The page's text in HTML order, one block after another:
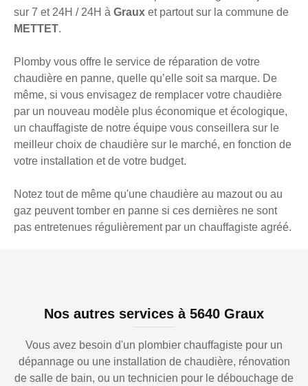
sur 7 et 24H / 24H à Graux et partout sur la commune de
METTET.
Plomby vous offre le service de réparation de votre
chaudière en panne, quelle qu’elle soit sa marque. De
même, si vous envisagez de remplacer votre chaudière
par un nouveau modèle plus économique et écologique,
un chauffagiste de notre équipe vous conseillera sur le
meilleur choix de chaudière sur le marché, en fonction de
votre installation et de votre budget.
Notez tout de même qu'une chaudière au mazout ou au
gaz peuvent tomber en panne si ces dernières ne sont
pas entretenues régulièrement par un chauffagiste agréé.
Nos autres services à 5640 Graux
Vous avez besoin d'un plombier chauffagiste pour un
dépannage ou une installation de chaudière, rénovation
de salle de bain, ou un technicien pour le débouchage de